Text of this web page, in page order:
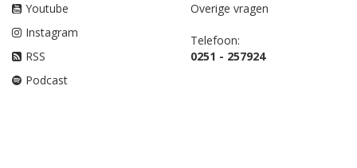
Youtube
Instagram
RSS
Podcast
Overige vragen
Telefoon:
0251 - 257924